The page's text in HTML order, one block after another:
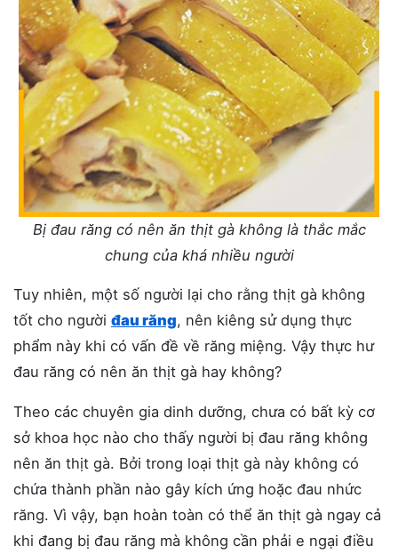
Bị đau răng có nên ăn thịt gà không là thắc mắc
chung của khá nhiều người
Tuy nhiên, một số người lại cho rằng thịt gà không
tốt cho người đau răng, nên kiêng sử dụng thực
phẩm này khi có vấn đề về răng miệng. Vậy thực hư
đau răng có nên ăn thịt gà hay không?
Theo các chuyên gia dinh dưỡng, chưa có bất kỳ cơ
sở khoa học nào cho thấy người bị đau răng không
nên ăn thịt gà. Bởi trong loại thịt gà này không có
chứa thành phần nào gây kích ứng hoặc đau nhức
răng. Vì vậy, bạn hoàn toàn có thể ăn thịt gà ngay cả
khi đang bị đau răng mà không cần phải e ngại điều